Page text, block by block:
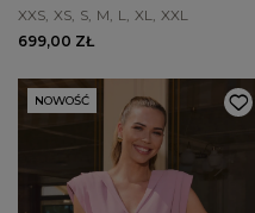
XXS XS S M L XL XXL
699,00 ZŁ
NOWOŚĆ